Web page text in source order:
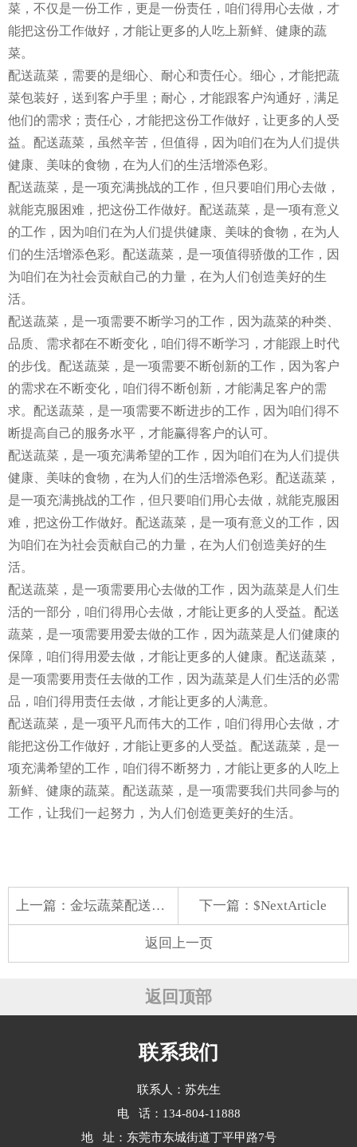
菜，不仅是一份工作，更是一份责任，咱们得用心去做，才
能把这份工作做好，才能让更多的人吃上新鲜、健康的蔬
菜。
配送蔬菜，需要的是细心、耐心和责任心。细心，才能把蔬
菜包装好，送到客户手里；耐心，才能跟客户沟通好，满足
他们的需求；责任心，才能把这份工作做好，让更多的人受
益。配送蔬菜，虽然辛苦，但值得，因为咱们在为人们提供
健康、美味的食物，在为人们的生活增添色彩。
配送蔬菜，是一项充满挑战的工作，但只要咱们用心去做，
就能克服困难，把这份工作做好。配送蔬菜，是一项有意义
的工作，因为咱们在为人们提供健康、美味的食物，在为人
们的生活增添色彩。配送蔬菜，是一项值得骄傲的工作，因
为咱们在为社会贡献自己的力量，在为人们创造美好的生
活。
配送蔬菜，是一项需要不断学习的工作，因为蔬菜的种类、
品质、需求都在不断变化，咱们得不断学习，才能跟上时代
的步伐。配送蔬菜，是一项需要不断创新的工作，因为客户
的需求在不断变化，咱们得不断创新，才能满足客户的需
求。配送蔬菜，是一项需要不断进步的工作，因为咱们得不
断提高自己的服务水平，才能赢得客户的认可。
配送蔬菜，是一项充满希望的工作，因为咱们在为人们提供
健康、美味的食物，在为人们的生活增添色彩。配送蔬菜，
是一项充满挑战的工作，但只要咱们用心去做，就能克服困
难，把这份工作做好。配送蔬菜，是一项有意义的工作，因
为咱们在为社会贡献自己的力量，在为人们创造美好的生
活。
配送蔬菜，是一项需要用心去做的工作，因为蔬菜是人们生
活的一部分，咱们得用心去做，才能让更多的人受益。配送
蔬菜，是一项需要用爱去做的工作，因为蔬菜是人们健康的
保障，咱们得用爱去做，才能让更多的人健康。配送蔬菜，
是一项需要用责任去做的工作，因为蔬菜是人们生活的必需
品，咱们得用责任去做，才能让更多的人满意。
配送蔬菜，是一项平凡而伟大的工作，咱们得用心去做，才
能把这份工作做好，才能让更多的人受益。配送蔬菜，是一
项充满希望的工作，咱们得不断努力，才能让更多的人吃上
新鲜、健康的蔬菜。配送蔬菜，是一项需要我们共同参与的
工作，让我们一起努力，为人们创造更美好的生活。
上一篇： 金坛蔬菜配送批发 下一篇：$NextArticle
返回上一页
返回顶部
联系我们
联系人：苏先生
电 话：134-804-11888
地 址：东莞市东城街道丁平甲路7号